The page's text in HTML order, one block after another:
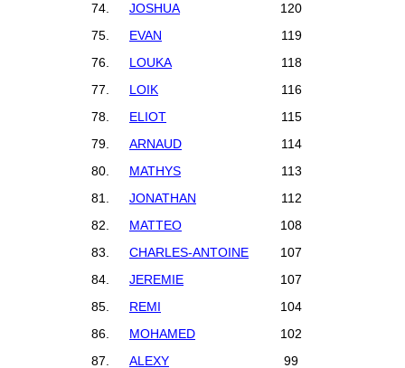
74.
JOSHUA
120
75.
EVAN
119
76.
LOUKA
118
77.
LOIK
116
78.
ELIOT
115
79.
ARNAUD
114
80.
MATHYS
113
81.
JONATHAN
112
82.
MATTEO
108
83.
CHARLES-ANTOINE
107
84.
JEREMIE
107
85.
REMI
104
86.
MOHAMED
102
87.
ALEXY 99